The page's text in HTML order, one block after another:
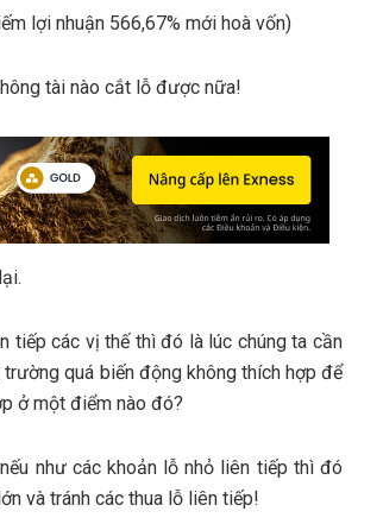
lợi nhuận 566,67% mới hoà vốn)
tài nào cắt lỗ được nữa!
tiếp các vị thế thì đó là lúc chúng ta cần
quá biến động không thích hợp để
ở một điểm nào đó?
như các khoản lỗ nhỏ liên tiếp thì đó
và tránh các thua lỗ liên tiếp!